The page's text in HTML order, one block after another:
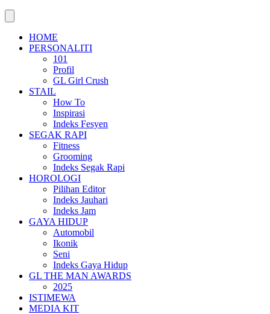
HOME
PERSONALITI
101
Profil
GL Girl Crush
STAIL
How To
Inspirasi
Indeks Fesyen
SEGAK RAPI
Fitness
Grooming
Indeks Segak Rapi
HOROLOGI
Pilihan Editor
Indeks Jauhari
Indeks Jam
GAYA HIDUP
Automobil
Ikonik
Seni
Indeks Gaya Hidup
GL THE MAN AWARDS
2025
ISTIMEWA
MEDIA KIT